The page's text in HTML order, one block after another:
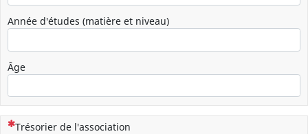
Année d'études (matière et niveau)
Âge
(Cette question est obligatoire)
Trésorier de l'association